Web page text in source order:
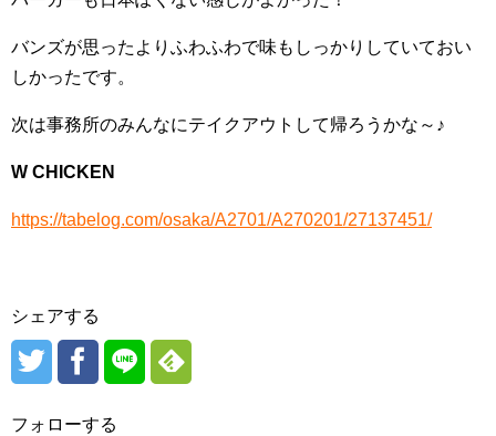
バンズが思ったよりふわふわで味もしっかりしていておい
しかったです。
次は事務所のみんなにテイクアウトして帰ろうかな～♪
W CHICKEN
https://tabelog.com/osaka/A2701/A270201/27137451/
シェアする
フォローする